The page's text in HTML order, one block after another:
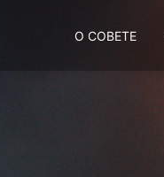
О СОВЕТЕ